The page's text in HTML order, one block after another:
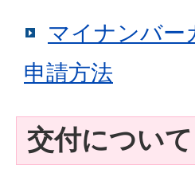
マイナンバ
申請方法
交付について